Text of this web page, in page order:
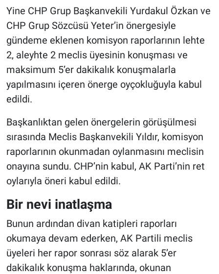
Yine CHP Grup Başkanvekili Yurdakul Özkan ve
CHP Grup Sözcüsü Yeter’in önergesiyle
gündeme eklenen komisyon raporlarının lehte
2, aleyhte 2 meclis üyesinin konuşması ve
maksimum 5’er dakikalık konuşmalarla
yapılmasını içeren önerge oyçokluğuyla kabul
edildi.
Başkanlıktan gelen önergelerin görüşülmesi
sırasında Meclis Başkanvekili Yıldır, komisyon
raporlarının okunmadan oylanmasını meclisin
onayına sundu. CHP’nin kabul, AK Parti’nin ret
oylarıyla öneri kabul edildi.
Bir nevi inatlaşma
Bunun ardından divan katipleri raporları
okumaya devam ederken, AK Partili meclis
üyeleri her rapor sonrası söz alarak 5’er
dakikalık konuşma haklarında, okunan